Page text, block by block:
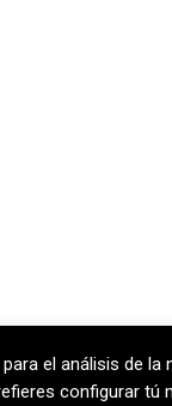
Prim 5, 2n ·
el análisis de
configurar